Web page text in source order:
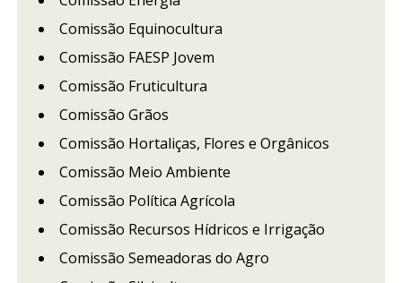
Comissão Equinocultura
Comissão FAESP Jovem
Comissão Fruticultura
Comissão Grãos
Comissão Hortaliças, Flores e Orgânicos
Comissão Meio Ambiente
Comissão Política Agrícola
Comissão Recursos Hídricos e Irrigação
Comissão Semeadoras do Agro